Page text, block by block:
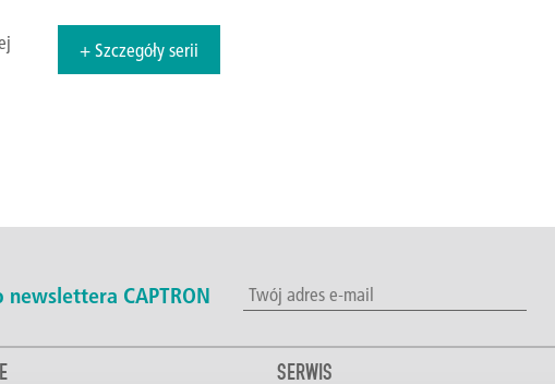
+ Szczegóły serii
newslettera CAPTRON
SERWIS